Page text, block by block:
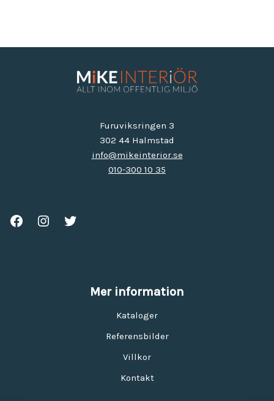
Furuviksringen 3
302 44 Halmstad
info@mikeinterior.se
010-300 10 35
Mer information
Kataloger
Referensbilder
Villkor
Kontakt